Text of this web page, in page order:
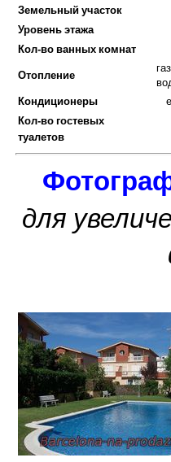
Земельный участок
Уровень этажа
Кол-во ванных комнат
Отопление
Кондиционеры
Кол-во гостевых
туалетов
для